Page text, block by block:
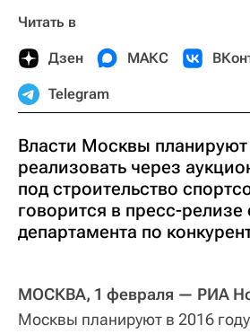
Читать в
Дзен МАКС
Telegram
Власти Москвы планируют
реализовать через
под строительство
говорится в пресс-релизе
департамента по
МОСКВА, 1 февраля — РИА
Москвы планируют в 2016